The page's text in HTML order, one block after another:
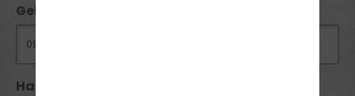
Geburtsdatum:
Handy / Telefon:*